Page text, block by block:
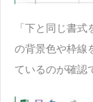
「下と同じ書
の背景色や枠線
ているのが確認